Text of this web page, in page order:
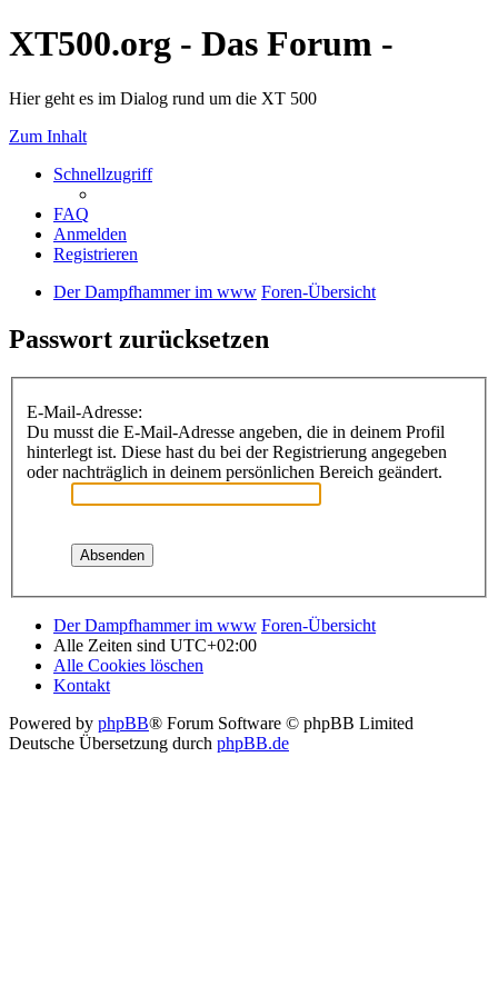
XT500.org - Das Forum -
Hier geht es im Dialog rund um die XT 500
Zum Inhalt
Schnellzugriff
FAQ
Anmelden
Registrieren
Der Dampfhammer im www Foren-Übersicht
Passwort zurücksetzen
E-Mail-Adresse:
Du musst die E-Mail-Adresse angeben, die in deinem Profil
hinterlegt ist. Diese hast du bei der Registrierung angegeben
oder nachträglich in deinem persönlichen Bereich geändert.
Der Dampfhammer im www Foren-Übersicht
Alle Zeiten sind UTC+02:00
Alle Cookies löschen
Kontakt
Powered by phpBB® Forum Software © phpBB Limited
Deutsche Übersetzung durch phpBB.de